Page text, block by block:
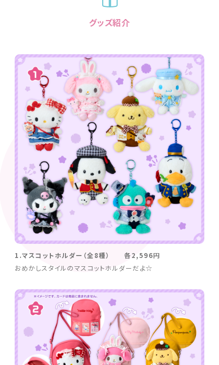
グッズ紹介
1.マスコットホルダー（全8種） 各2,596円
おめかしスタイルのマスコットホルダーだよ☆